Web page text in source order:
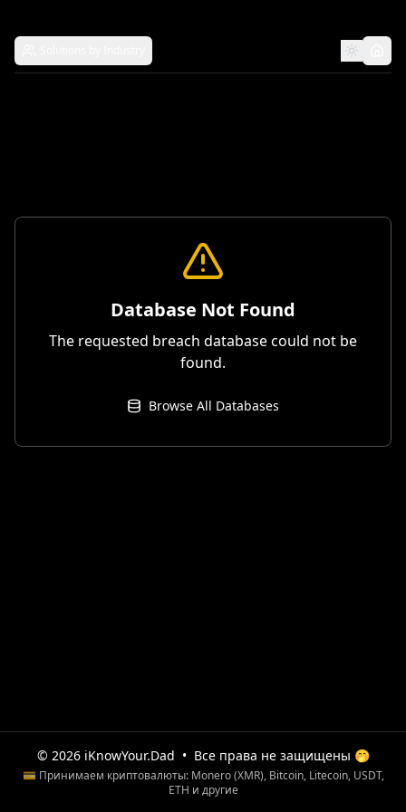
Database Not Found
The requested breach database could not be
found.
Browse All Databases
© 2026 iKnowYour.Dad • Все права не защищены 🤭
💳 Принимаем криптовалюты: Monero (XMR), Bitcoin, Litecoin, USDT,
ETH и другие